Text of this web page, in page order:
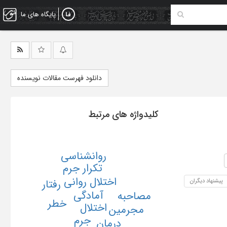
پایگاه های ما
دانلود فهرست مقالات نویسنده
پیشنهاد دیگران
کلیدواژه های مرتبط
آمادگی
اختلال
اختلال روانی
تکرار جرم
جرم
خطر
درمان
رفتار
روانشناسی
مجرمین
مصاحبه